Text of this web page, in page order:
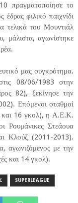
πραγματοποίησε το
φιλικό παιχνίδι
τελικά του Μουντιάλ
μάλιστα, αγωνίστηκε
μας συγκρότημα.
08/06/1983 στην
82), ξεκίνησε την
Επόμενοι σταθμοί
και 16 γκολ), η Α.Ε.Κ.
Ρουμάνικες Στεάουα
Κλούζ (2011-2013).
αγωνιζόμενος με την
και 14 γκολ).
SUPERLEAGUE